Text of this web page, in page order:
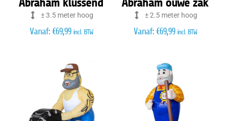
± 3.5 meter hoog
Vanaf: €69,99 incl. BTW
± 2.5 meter hoog
Vanaf: €69,99 incl. BTW